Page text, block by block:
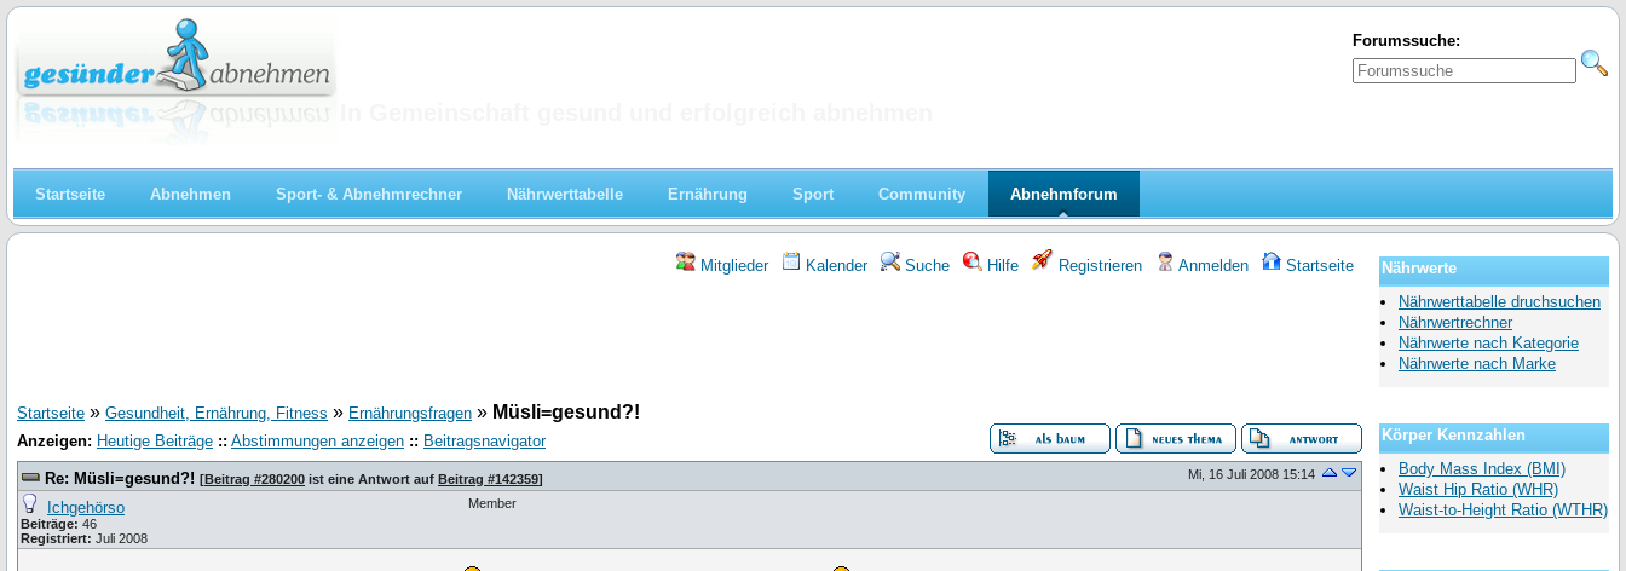
Forumssuche:
Startseite Abnehmen Sport- & Abnehmrechner Nährwerttabelle Ernährung Sport Community Abnehmforum
Mitglieder Kalender Suche Hilfe Registrieren Anmelden Startseite
Startseite » Gesundheit, Ernährung, Fitness » Ernährungsfragen » Müsli=gesund?!
Anzeigen: Heutige Beiträge :: Abstimmungen anzeigen :: Beitragsnavigator
Re: Müsli=gesund?! [Beitrag #280200 ist eine Antwort auf Beitrag #142359] Mi, 16 Juli 2008 15:14
Ichgehörso
Beiträge: 46
Registriert: Juli 2008
Member
Nährwerte
Nährwerttabelle druchsuchen
Nährwertrechner
Nährwerte nach Kategorie
Nährwerte nach Marke
Körper Kennzahlen
Body Mass Index (BMI)
Waist Hip Ratio (WHR)
Waist-to-Height Ratio (WTHR)